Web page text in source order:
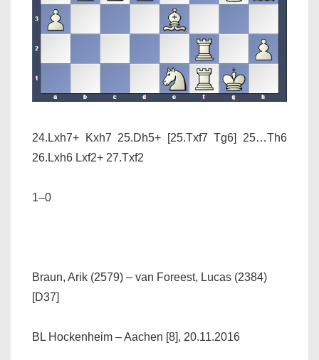
24.Lxh7+ Kxh7 25.Dh5+ [25.Txf7 Tg6] 25…Th6
26.Lxh6 Lxf2+ 27.Txf2
1–0
Braun, Arik (2579) – van Foreest, Lucas (2384)
[D37]
BL Hockenheim – Aachen [8], 20.11.2016